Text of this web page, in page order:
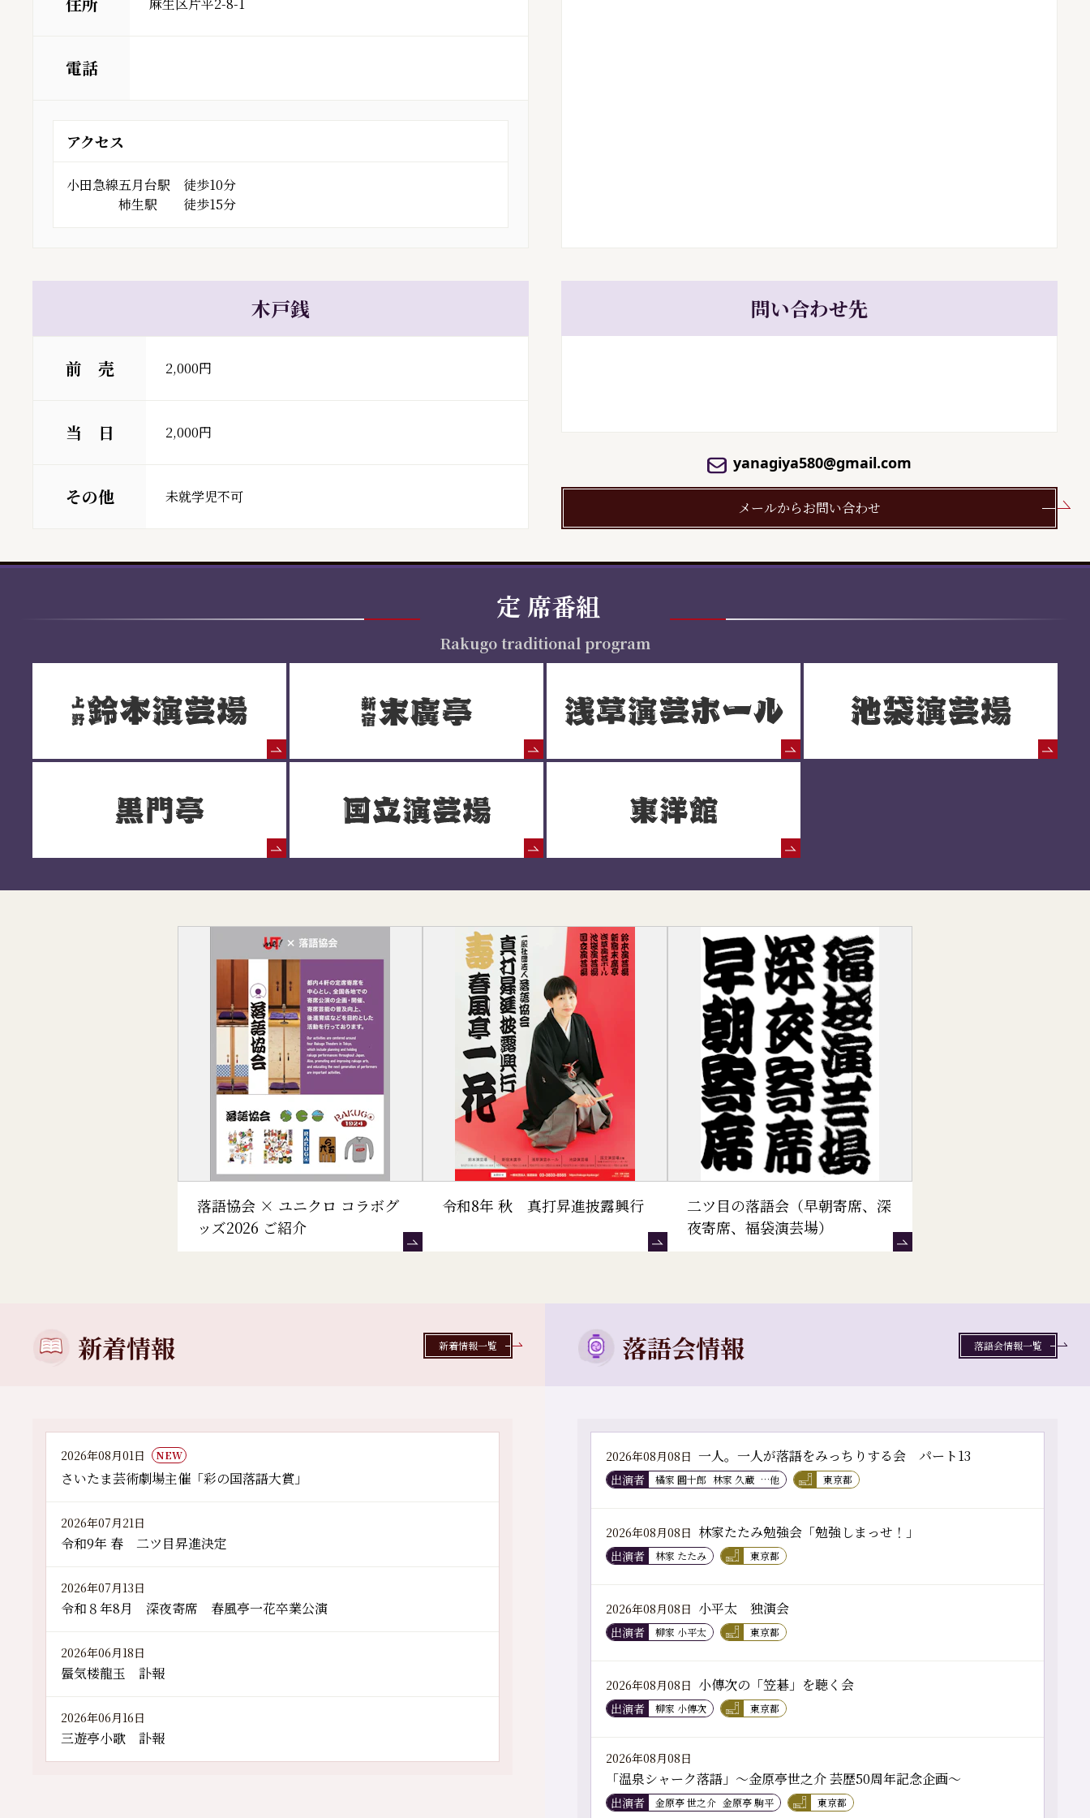
電話
アクセス
小田急線五月台駅 徒歩10分
柿生駅 徒歩15分
木戸銭
前 売 2,000円
当 日 2,000円
その他 未就学児不可
問い合わせ先
yanagiya580@gmail.com
メールからお問い合わせ
定 席番組
Rakugo traditional program
落語協会 × ユニクロ コラボグ
ッズ2026 ご紹介
令和8年 秋 真打昇進披露興行
二ツ目の落語会（早朝寄席、深
夜寄席、福袋演芸場）
新着情報
2026年08月01日 NEW
さいたま芸術劇場主催「彩の国落語大賞」
2026年07月21日
令和9年 春 二ツ目昇進決定
2026年07月13日
令和８年8月 深夜寄席 春風亭一花卒業公演
2026年06月18日
蜃気楼龍玉 訃報
2026年06月16日
三遊亭小歌 訃報
新着情報一覧 落語会情報
2026年08月08日 一人。一人が落語をみっちりする会 パート13
出演者 橘家 圓十郎 林家 久蔵 …他 東京都
2026年08月08日 林家たたみ勉強会「勉強しまっせ！」
出演者 林家 たたみ 東京都
2026年08月08日 小平太 独演会
出演者 柳家 小平太 東京都
2026年08月08日 小傳次の「笠碁」を聴く会
出演者 柳家 小傳次 東京都
2026年08月08日
「温泉シャーク落語」～金原亭世之介 芸歴50周年記念企画～
出演者 金原亭 世之介 金原亭 駒平 東京都
落語会情報一覧